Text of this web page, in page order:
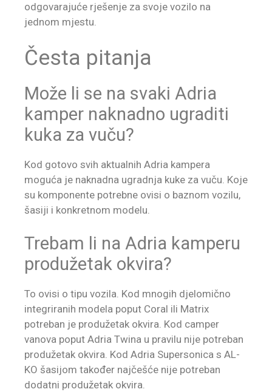
odgovarajuće rješenje za svoje vozilo na
jednom mjestu.
Česta pitanja
Može li se na svaki Adria
kamper naknadno ugraditi
kuka za vuču?
Kod gotovo svih aktualnih Adria kampera
moguća je naknadna ugradnja kuke za vuču. Koje
su komponente potrebne ovisi o baznom vozilu,
šasiji i konkretnom modelu.
Trebam li na Adria kamperu
produžetak okvira?
To ovisi o tipu vozila. Kod mnogih djelomično
integriranih modela poput Coral ili Matrix
potreban je produžetak okvira. Kod camper
vanova poput Adria Twina u pravilu nije potreban
produžetak okvira. Kod Adria Supersonica s AL-
KO šasijom također najčešće nije potreban
dodatni produžetak okvira.